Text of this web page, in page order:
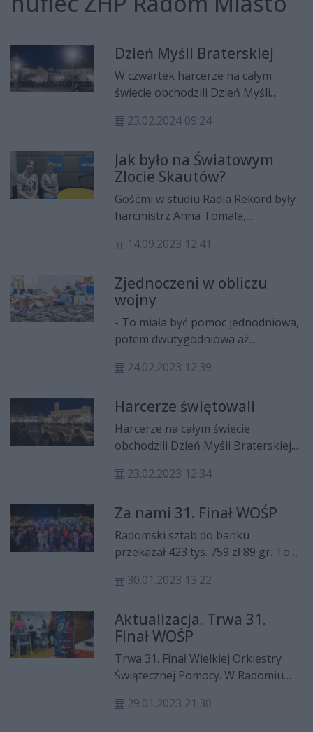
Dzień Myśli Braterskiej
W czwartek harcerze na całym
świecie obchodzili Dzień Myśli
jak co roku, spotkali się ci z ZHP
23.02.2024 09:24
Jak było na Światowym
Zlocie Skautów?
Gośćmi w studiu Radia Rekord były
harcmistrz Anna Tomala,
Miasto oraz Lena Duszyk,
Rozmawiała Wiktoria Stefańska.
14.09.2023 12:41
Zjednoczeni w obliczu
wojny
- To miała być pomoc jednodniowa,
potem dwutygodniowa aż
mówi Paweł Mital z Młodzieżowego
początku inwazji Rosji na Ukrainę.
Przez ten czas radomianie
przekazali tony żywności, leków,
ubrań oraz tysiące ciepłych słów i
otwartych serc.
24.02.2023 12:39
Harcerze świętowali
Harcerze na całym świecie
obchodzili Dzień Myśli Braterskiej.
spotkali się jak co roku na
23.02.2023 12:34
Za nami 31. Finał WOŚP
Radomski sztab do banku
przekazał 423 tys. 759 zł 89 gr. To
historii.
30.01.2023 13:22
Aktualizacja. Trwa 31.
Finał WOŚP
Trwa 31. Finał Wielkiej Orkiestry
Świątecznej Pomocy. W Radomiu
210 tys. zł. A to jeszcze nie koniec!
29.01.2023 21:30